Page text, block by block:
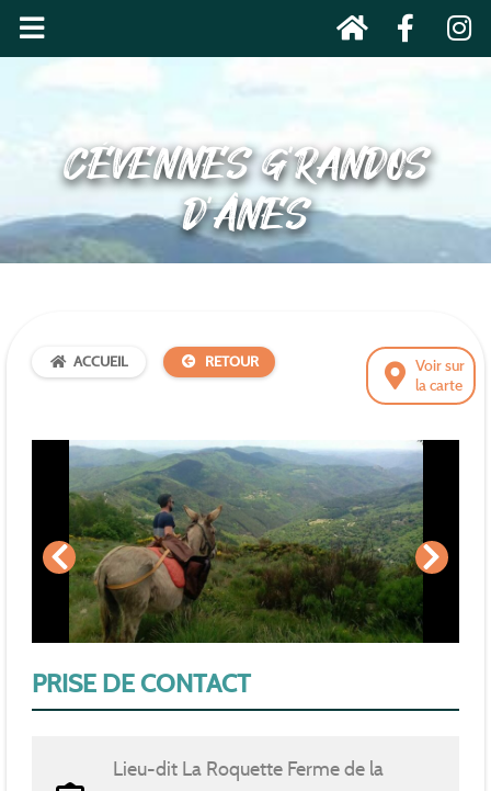
CÉVENNES G’RANDOS
D’ÂNES
Voir sur
la carte
ACCUEIL RETOUR
PRISE DE CONTACT
Lieu-dit La Roquette Ferme de la